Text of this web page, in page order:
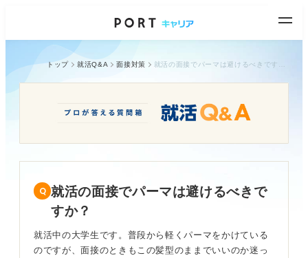
トップ 就活Q&A 面接対策
就活の面接でパーマは避けるべきで
すか？
就活中の大学生です。普段から軽くパーマをかけている
のですが、面接のときもこの髪型のままでいいのか迷っ